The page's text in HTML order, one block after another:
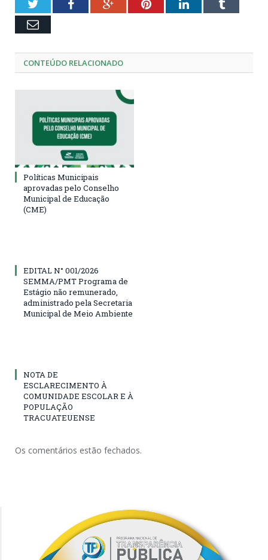
TwitterFacebookGoogle+PinterestLinkedInTumblr
Email
CONTEÚDO RELACIONADO
Políticas Municipais
aprovadas pelo Conselho
Municipal de Educação
(CME)
EDITAL N° 001/2026
SEMMA/PMT Programa de
Estágio não remunerado,
administrado pela Secretaria
Municipal de Meio Ambiente
NOTA DE
ESCLARECIMENTO À
COMUNIDADE ESCOLAR E À
POPULAÇÃO
TRACUATEUENSE
Os comentários estão fechados.